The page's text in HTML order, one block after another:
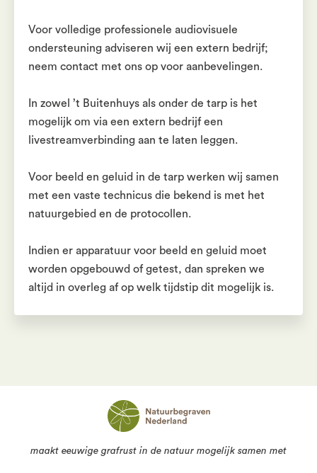
Voor volledige professionele audiovisuele
ondersteuning adviseren wij een extern bedrijf;
neem contact met ons op voor aanbevelingen.
In zowel ’t Buitenhuys als onder de tarp is het
mogelijk om via een extern bedrijf een
livestreamverbinding aan te laten leggen.
Voor beeld en geluid in de tarp werken wij samen
met een vaste technicus die bekend is met het
natuurgebied en de protocollen.
Indien er apparatuur voor beeld en geluid moet
worden opgebouwd of getest, dan spreken we
altijd in overleg af op welk tijdstip dit mogelijk is.
maakt eeuwige grafrust in de natuur mogelijk samen met